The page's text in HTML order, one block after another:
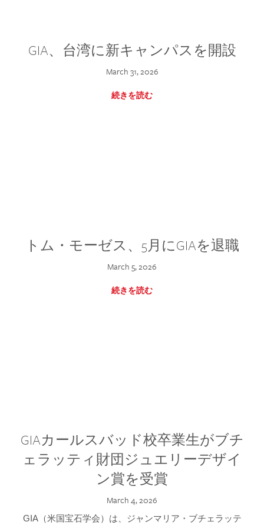
GIA、台湾に新キャンパスを開設
March 31, 2026
続きを読む
トム・モーゼス、5月にGIAを退職
March 5, 2026
続きを読む
GIAカールスバッド校卒業生がブチ
ェラッティ財団ジュエリーデザイ
ン賞を受賞
March 4, 2026
GIA（米国宝石学会）は、ジャンマリア・ブチェラッテ